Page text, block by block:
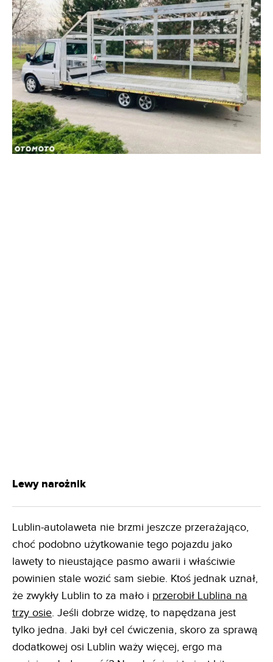
Lewy narożnik
Lublin-autolaweta nie brzmi jeszcze przerażająco,
choć podobno użytkowanie tego pojazdu jako
lawety to nieustające pasmo awarii i właściwie
powinien stale wozić sam siebie. Ktoś jednak uznał,
że zwykły Lublin to za mało i przerobił Lublina na
trzy osie. Jeśli dobrze widzę, to napędzana jest
tylko jedna. Jaki był cel ćwiczenia, skoro za sprawą
dodatkowej osi Lublin waży więcej, ergo ma